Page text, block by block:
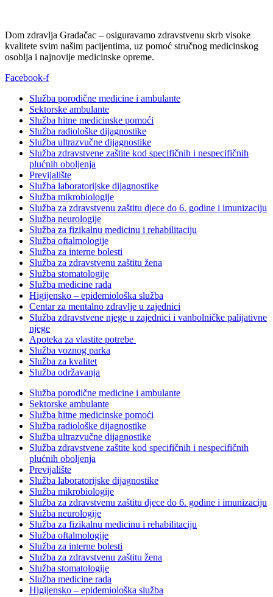
Dom zdravlja Gradačac – osiguravamo zdravstvenu skrb visoke
kvalitete svim našim pacijentima, uz pomoć stručnog medicinskog
osoblja i najnovije medicinske opreme.
Facebook-f
Služba porodične medicine i ambulante
Sektorske ambulante
Služba hitne medicinske pomoći
Služba radiološke dijagnostike
Služba ultrazvučne dijagnostike
Služba zdravstvene zaštite kod specifičnih i nespecifičnih
plućnih oboljenja
Previjalište
Služba laboratorijske dijagnostike
Služba mikrobiologije
Služba za zdravstvenu zaštitu djece do 6. godine i imunizaciju
Služba neurologije
Služba za fizikalnu medicinu i rehabilitaciju
Služba oftalmologije
Služba za interne bolesti
Služba za zdravstvenu zaštitu žena
Služba stomatologije
Služba medicine rada
Higijensko – epidemiološka služba
Centar za mentalno zdravlje u zajednici
Služba zdravstvene njege u zajednici i vanbolničke palijativne
njege
Apoteka za vlastite potrebe
Služba voznog parka
Služba za kvalitet
Služba održavanja
Služba porodične medicine i ambulante
Sektorske ambulante
Služba hitne medicinske pomoći
Služba radiološke dijagnostike
Služba ultrazvučne dijagnostike
Služba zdravstvene zaštite kod specifičnih i nespecifičnih
plućnih oboljenja
Previjalište
Služba laboratorijske dijagnostike
Služba mikrobiologije
Služba za zdravstvenu zaštitu djece do 6. godine i imunizaciju
Služba neurologije
Služba za fizikalnu medicinu i rehabilitaciju
Služba oftalmologije
Služba za interne bolesti
Služba za zdravstvenu zaštitu žena
Služba stomatologije
Služba medicine rada
Higijensko – epidemiološka služba